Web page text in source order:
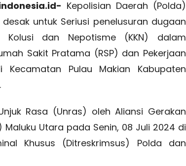
Kepolisian Daerah (Polda)
untuk Seriusi penelusuran dugaan
Kolusi dan Nepotisme (KKN) dalam
Sakit Pratama (RSP) dan Pekerjaan
Kecamatan Pulau Makian Kabupaten
Rasa (Unras) oleh Aliansi Gerakan
Maluku Utara pada Senin, 08 Juli 2024 di
Khusus (Ditreskrimsus) Polda dan